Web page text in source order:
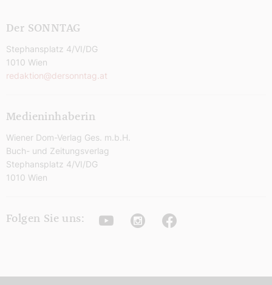
Der SONNTAG
Stephansplatz 4/VI/DG
1010 Wien
redaktion@dersonntag.at
Medieninhaberin
Wiener Dom-Verlag Ges. m.b.H.
Buch- und Zeitungsverlag
Stephansplatz 4/VI/DG
1010 Wien
Folgen Sie uns: YoutubeInstagramFacebook